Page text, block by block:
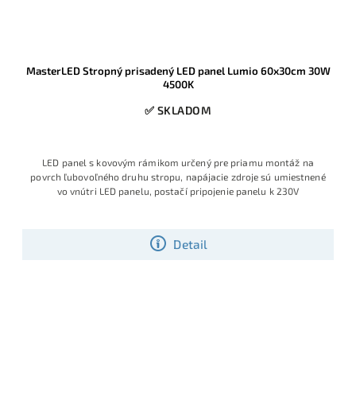
MasterLED Stropný prisadený LED panel Lumio 60x30cm 30W
4500K
✅ SKLADOM
Detail
LED panel s kovovým rámikom určený pre priamu montáž na
povrch ľubovoľného druhu stropu, napájacie zdroje sú umiestnené
vo vnútri LED panelu, postačí pripojenie panelu k 230V